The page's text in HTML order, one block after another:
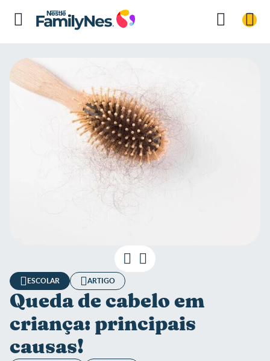
ESCOLAR ARTIGO
Queda de cabelo em
criança: principais
causas!